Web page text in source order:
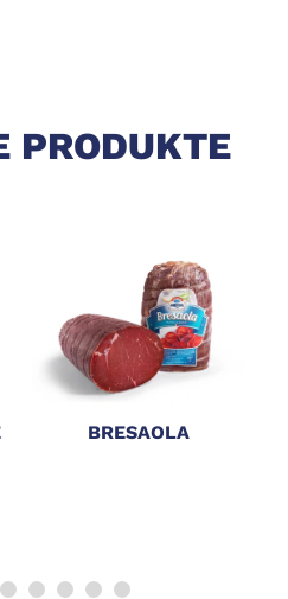
PRODUKTE
BRESAOLA